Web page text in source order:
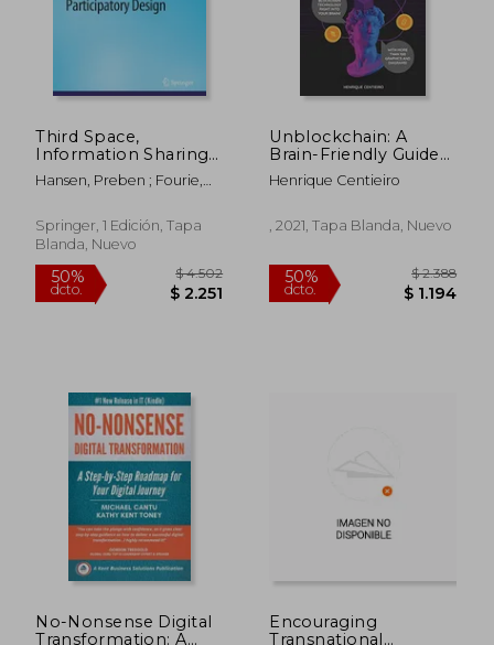
50%
Third Space,
Information Sharing,
and Participatory
Design (en Inglés)
Hansen, Preben ; Fourie,
Springer, 1 Edición, Tapa
Blanda, Nuevo
Unblockchain: A
Brain-Friendly Guide
for Blockchain, From
Bitcoin to Ethereum
Henrique Centieiro
, 2021, Tapa Blanda, Nuevo
No-Nonsense Digital
Transformation: A
Encouraging
Transnational